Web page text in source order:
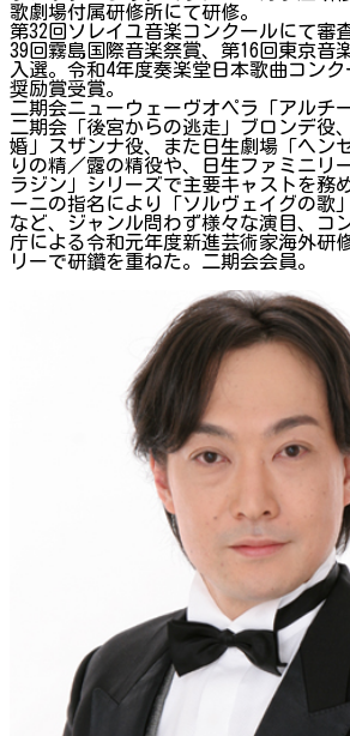
歌劇場付属研修所にて研修。
第32回ソレイユ音楽コンクールにて審
39回霧島国際音楽祭賞、第16回東京音
入選。令和4年度奏楽堂日本歌曲コン
奨励賞受賞。
二期会ニューウェーヴオペラ「アルチ
二期会「後宮からの逃走」ブロンデ役
婚」スザンナ役、また日生劇場「ヘン
りの精／露の精役や、日生ファミニリ
ラジン」シリーズで主要キャストを務
ーニの指名により「ソルヴェイグの歌
など、ジャンル問わず様々な演目、コ
庁による令和元年度新進芸術家海外研
リーで研鑽を重ねた。二期会会員。